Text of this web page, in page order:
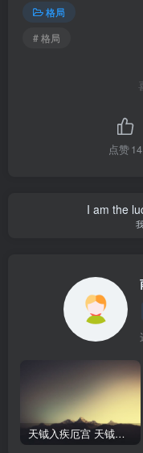
格局
# 格局
点赞14
I am the
天钺入疾厄宫 天钺在疾厄宫